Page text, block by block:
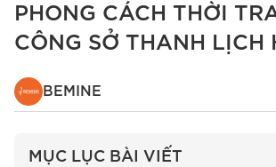
PHONG CÁCH THỜI
CÔNG SỞ THANH LỊCH
BEMINE
MỤC LỤC BÀI VIẾT